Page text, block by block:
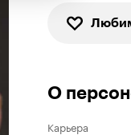
О
Карьера